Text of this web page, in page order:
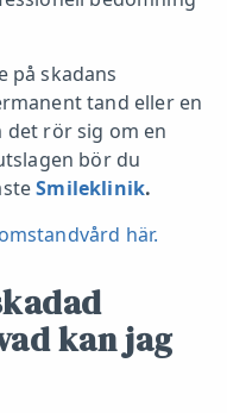
på skadans
tand eller en
det rör sig om en
bör du
Smileklinik.
här.
kan jag